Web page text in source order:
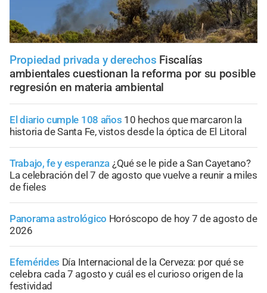
Propiedad privada y derechos Fiscalías
ambientales cuestionan la reforma por su posible
regresión en materia ambiental
El diario cumple 108 años 10 hechos que marcaron la
historia de Santa Fe, vistos desde la óptica de El Litoral
Trabajo, fe y esperanza ¿Qué se le pide a San Cayetano?
La celebración del 7 de agosto que vuelve a reunir a miles
de fieles
Panorama astrológico Horóscopo de hoy 7 de agosto de
2026
Efemérides Día Internacional de la Cerveza: por qué se
celebra cada 7 agosto y cuál es el curioso origen de la
festividad